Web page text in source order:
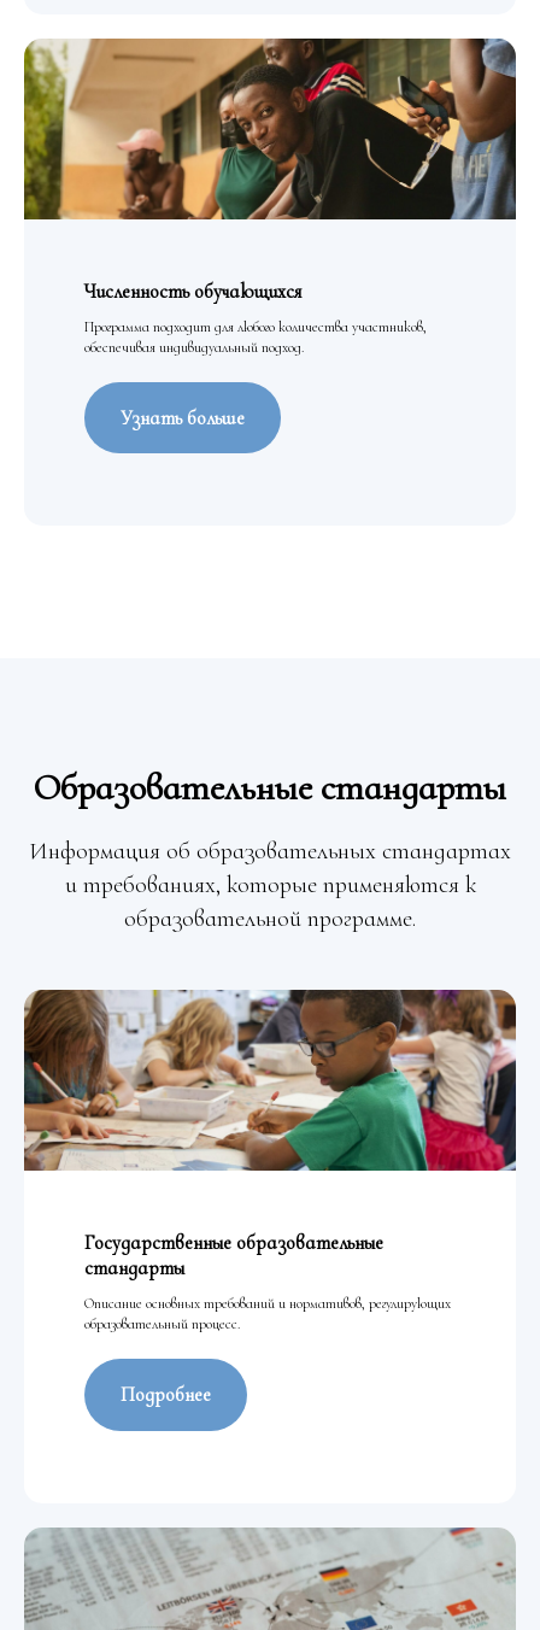
Численность обучающихся
Программа подходит для любого количества участников,
обеспечивая индивидуальный подход.
Узнать больше
Образовательные стандарты
Информация об образовательных стандартах
и требованиях, которые применяются к
образовательной программе.
Государственные образовательные
стандарты
Описание основных требований и нормативов, регулирующих
образовательный процесс.
Подробнее